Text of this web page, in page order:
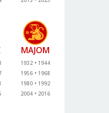
MAJOM
1932
1944
1956
1968
1980
1992
2004
2016